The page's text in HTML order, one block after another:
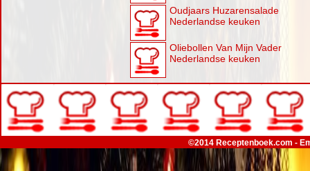
Oudjaars Huzarensalade
Nederlandse keuken
Oliebollen Van Mijn Vader
Nederlandse keuken
©2014 Receptenboek.com -